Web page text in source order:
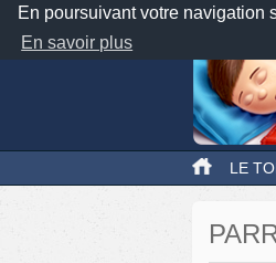
En poursuivant votre navigation
En savoir plus
LE